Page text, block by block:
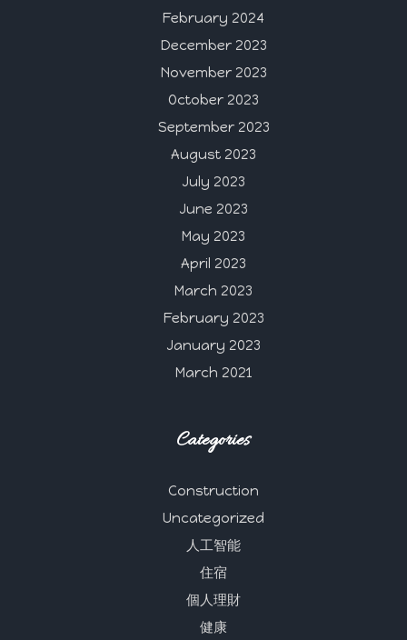
February 2024
December 2023
November 2023
October 2023
September 2023
August 2023
July 2023
June 2023
May 2023
April 2023
March 2023
February 2023
January 2023
March 2021
Categories
Construction
Uncategorized
人工智能
住宿
個人理財
健康